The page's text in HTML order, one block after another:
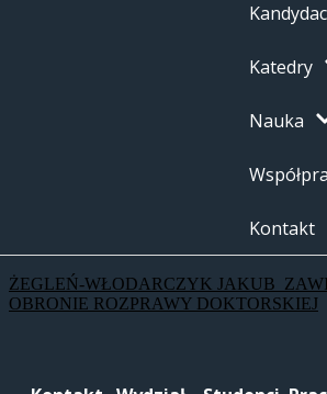
Katedry
Nauka
Kontakt
ŻEGLEŃ-WŁODARCZYK
OBRONIE ROZPRAWY DOKTORSKIEJ